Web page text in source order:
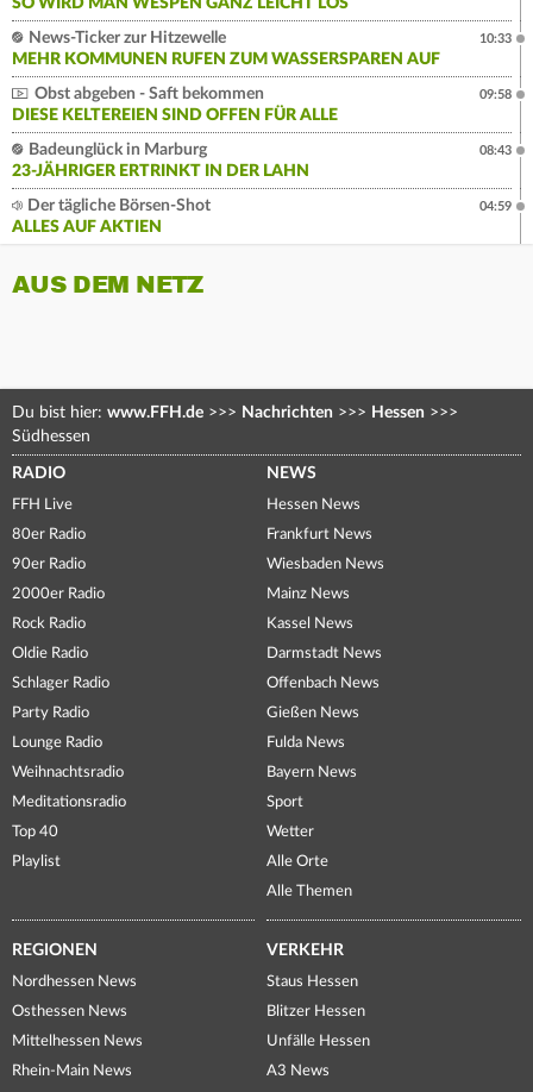
SO WIRD MAN WESPEN GANZ LEICHT LOS
News-Ticker zur Hitzewelle
MEHR KOMMUNEN RUFEN ZUM WASSERSPAREN AUF
10:33
Obst abgeben - Saft bekommen
DIESE KELTEREIEN SIND OFFEN FÜR ALLE
09:58
Badeunglück in Marburg
23-JÄHRIGER ERTRINKT IN DER LAHN
08:43
Der tägliche Börsen-Shot
ALLES AUF AKTIEN
04:59
AUS DEM NETZ
Du bist hier: www.FFH.de >>> Nachrichten >>> Hessen >>>
Südhessen
RADIO
FFH Live
80er Radio
90er Radio
2000er Radio
Rock Radio
Oldie Radio
Schlager Radio
Party Radio
Lounge Radio
Weihnachtsradio
Meditationsradio
Top 40
Playlist
NEWS
Hessen News
Frankfurt News
Wiesbaden News
Mainz News
Kassel News
Darmstadt News
Offenbach News
Gießen News
Fulda News
Bayern News
Sport
Wetter
Alle Orte
Alle Themen
REGIONEN
Nordhessen News
Osthessen News
Mittelhessen News
Rhein-Main News
VERKEHR
Staus Hessen
Blitzer Hessen
Unfälle Hessen
A3 News